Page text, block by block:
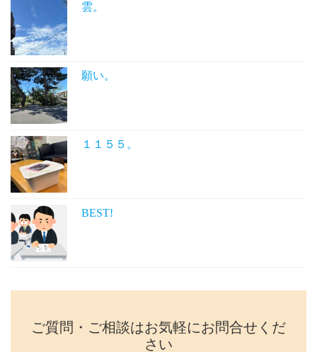
雲。
願い。
１１５５。
BEST!
ご質問・ご相談はお気軽にお問合せくだ
さい